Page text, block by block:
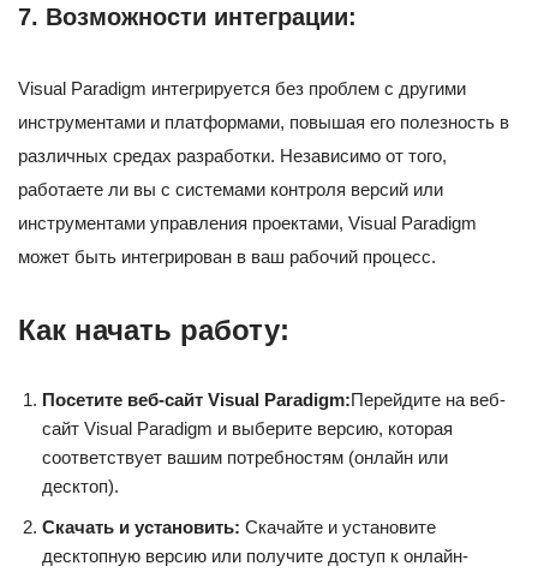
7. Возможности интеграции:
Visual Paradigm интегрируется без проблем с другими
инструментами и платформами, повышая его полезность в
различных средах разработки. Независимо от того,
работаете ли вы с системами контроля версий или
инструментами управления проектами, Visual Paradigm
может быть интегрирован в ваш рабочий процесс.
Как начать работу:
Посетите веб-сайт Visual Paradigm:Перейдите на веб-
сайт Visual Paradigm и выберите версию, которая
соответствует вашим потребностям (онлайн или
десктоп).
Скачать и установить: Скачайте и установите
десктопную версию или получите доступ к онлайн-